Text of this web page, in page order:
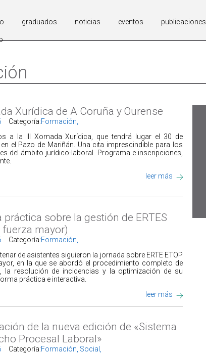
graduados noticias eventos publicaciones
Xurídica de A Coruña y Ourense
Categoría:Formación,
a la III Xornada Xurídica, que tendrá lugar el 30 de
el Pazo de Mariñán. Una cita imprescindible para los
del ámbito jurídico-laboral. Programa e inscripciones,
leer más
práctica sobre la gestión de ERTES
fuerza mayor)
Categoría:Formación,
de asistentes siguieron la jornada sobre ERTE ETOP
en la que se abordó el procedimiento completo de
la resolución de incidencias y la optimización de su
práctica e interactiva.
leer más
de la nueva edición de «Sistema
Procesal Laboral»
Categoría:Formación, Social,